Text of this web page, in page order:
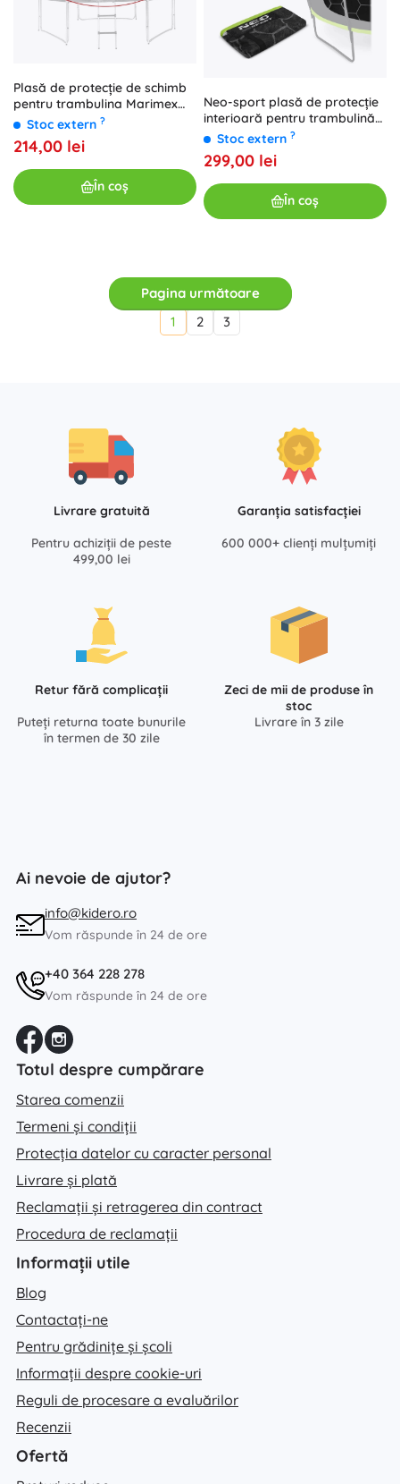
Plasă de protecție de schimb
pentru trambulina Marimex
305 cm
Stoc extern ?
214,00 lei
În coș
Neo-sport plasă de protecție
interioară pentru trambulină
252 cm (8 ft) pentru 6 stâlpi
Stoc extern ?
299,00 lei
În coș
Pagina următoare
1
2 3
Livrare gratuită
Pentru achiziții de peste
499,00 lei
Garanția satisfacției
600 000+ clienți mulțumiți
Retur fără complicații
Puteți returna toate bunurile
în termen de 30 zile
Zeci de mii de produse în
stoc
Livrare în 3 zile
Ai nevoie de ajutor?
info@kidero.ro
Vom răspunde în 24 de ore
+40 364 228 278
Vom răspunde în 24 de ore
Totul despre cumpărare
Starea comenzii
Termeni și condiții
Protecția datelor cu caracter personal
Livrare și plată
Reclamații și retragerea din contract
Procedura de reclamații
Informații utile
Blog
Contactați-ne
Pentru grădinițe și școli
Informații despre cookie-uri
Reguli de procesare a evaluărilor
Recenzii
Ofertă